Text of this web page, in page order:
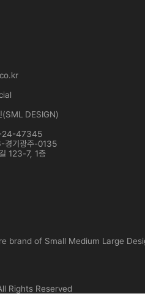
(SML DESIGN)
24-47345
경기광주-0135
123-7, 1층
brand of Small Medium Large
Rights Reserved